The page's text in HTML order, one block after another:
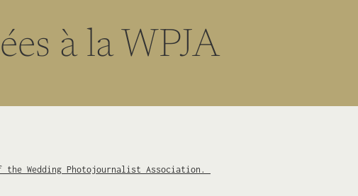
à la WPJA
the Wedding Photojournalist Association.